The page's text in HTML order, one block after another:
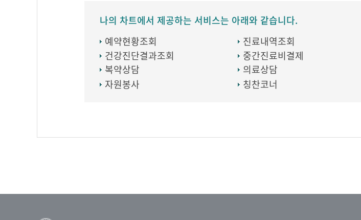
나의 차트에서 제공하는 서비스는 아래와 같습니다.
예약현황조회
건강진단결과조회
복약상담
자원봉사
진료내역조회
중간진료비결제
의료상담
칭찬코너